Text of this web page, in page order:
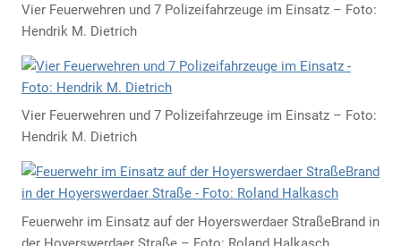
Vier Feuerwehren und 7 Polizeifahrzeuge im Einsatz – Foto:
Hendrik M. Dietrich
Vier Feuerwehren und 7 Polizeifahrzeuge im Einsatz – Foto:
Hendrik M. Dietrich
Feuerwehr im Einsatz auf der Hoyerswerdaer StraßeBrand in